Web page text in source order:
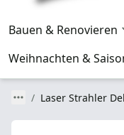
Bauen & Renovieren
Weihnachten &
Laser Strahler